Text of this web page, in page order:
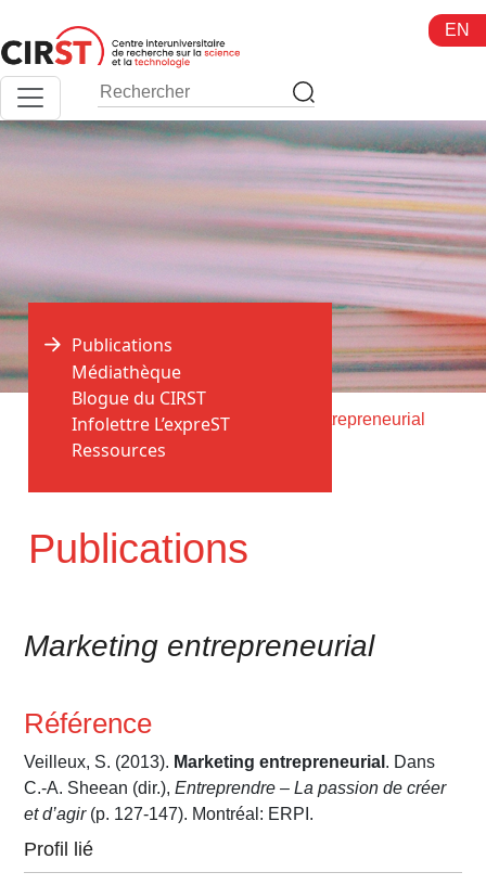
au
contenu
EN
Accueil > Publications > Marketing entrepreneurial
Publications
Publications
Médiathèque
Blogue du CIRST
Infolettre L’expreST
Ressources
Marketing entrepreneurial
Référence
Veilleux, S. (2013). Marketing entrepreneurial . Dans
C.-A. Sheean (dir.),Entreprendre – La passion de créer
et d’agir(p. 127-147). Montréal: ERPI.
Profil lié